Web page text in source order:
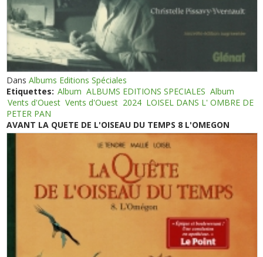
DansAlbums Editions Spéciales
Etiquettes: Album ALBUMS EDITIONS SPECIALES Album
Vents d'Ouest Vents d'Ouest 2024 LOISEL DANS L' OMBRE DE
PETER PAN
AVANT LA QUETE DE L'OISEAU DU TEMPS 8 L'OMEGON